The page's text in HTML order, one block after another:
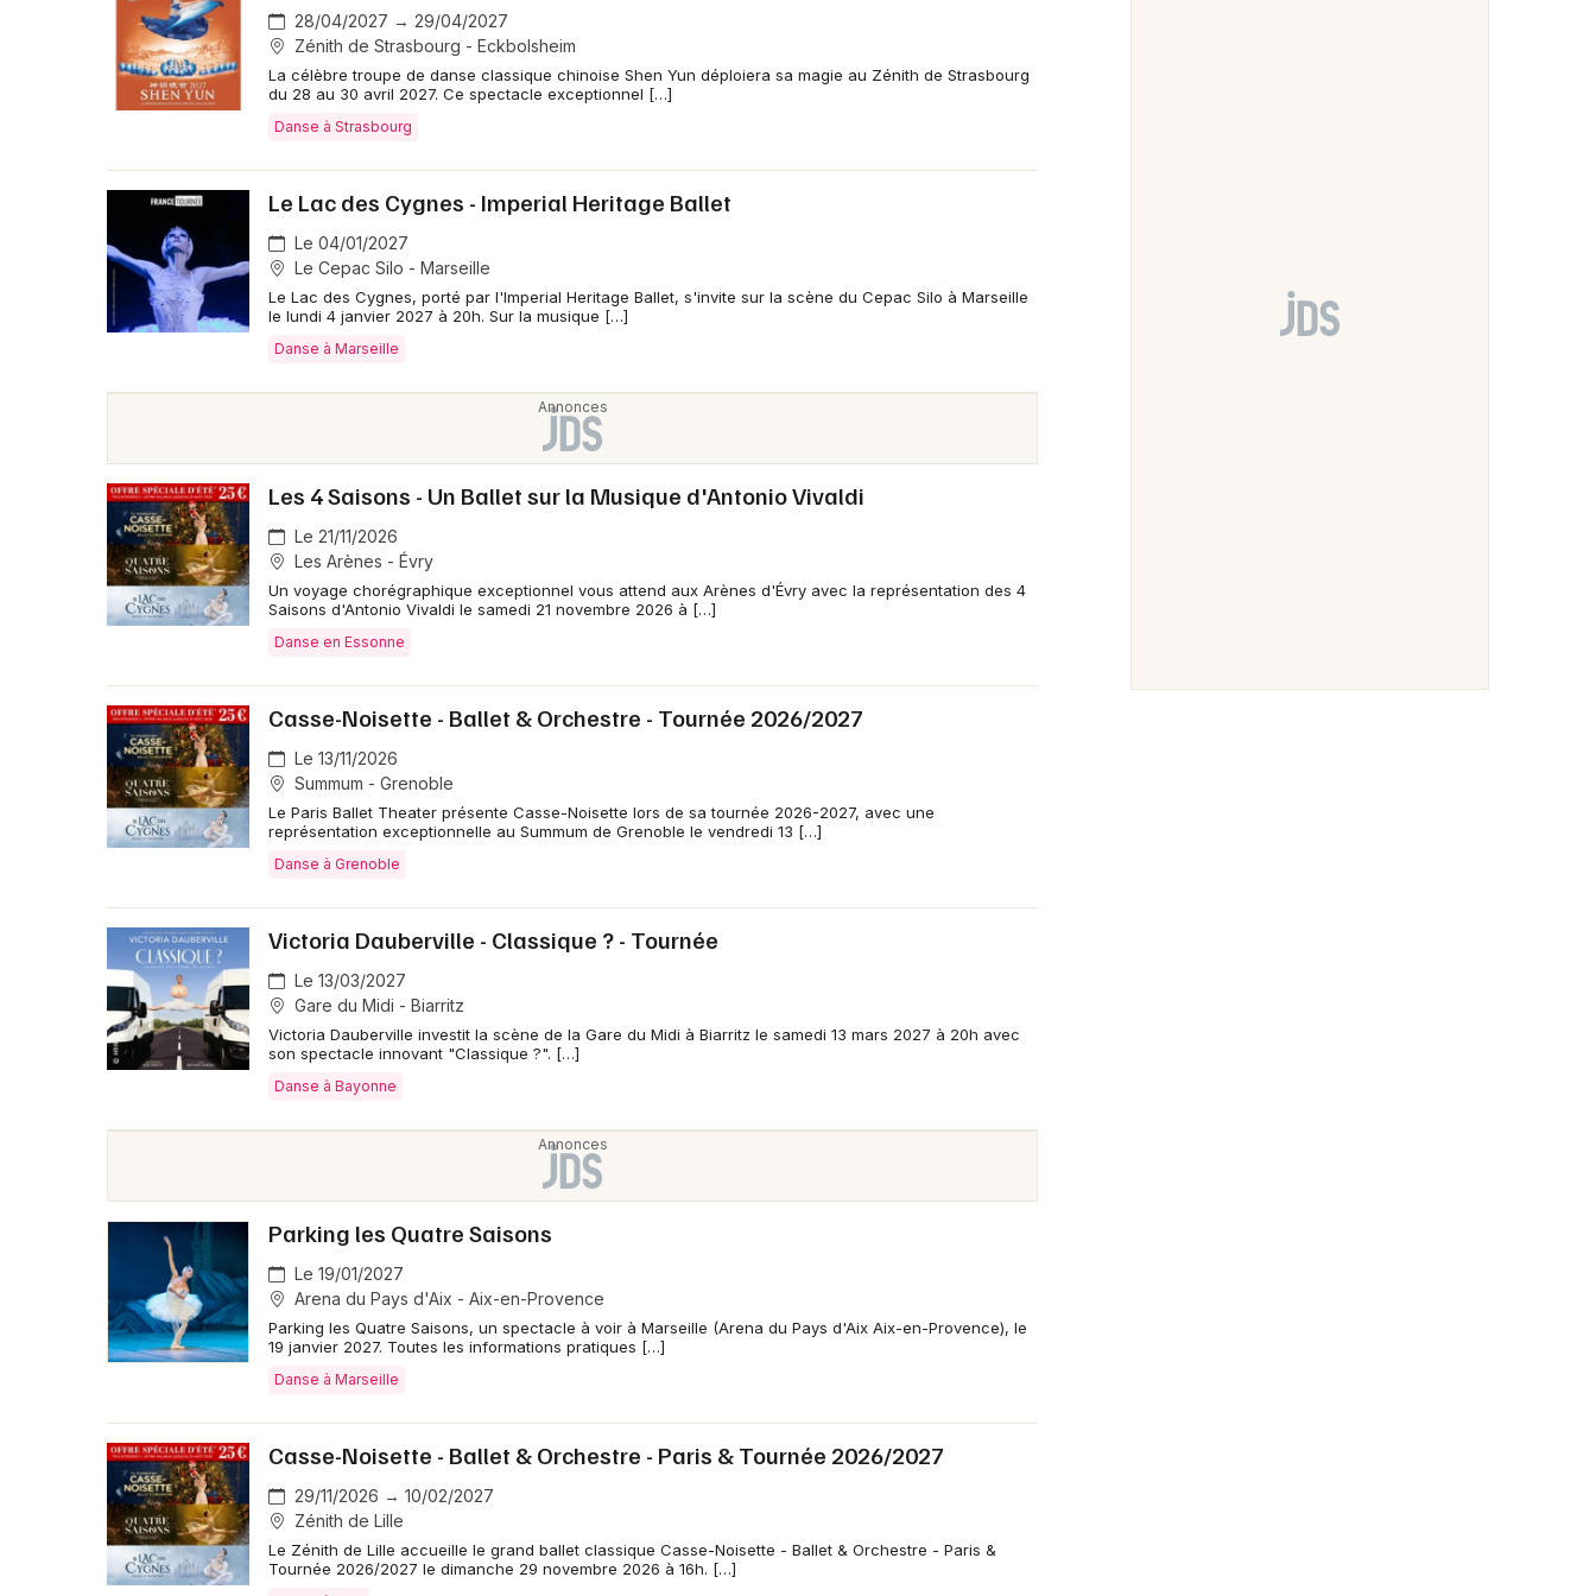
La compagnie s’était produite dans de nombreuses villes dont Paris, Lyon, Lille, Bordeaux, Tours, Chambéry,
Valence, Béziers, Colmar, Bourges et Guéret, avec des passages notamment au Radiant-Bellevue (Caluire-
et-Cuire), Les Allos Théâtre (Cluses), Le Casino (Arras) et le Théâtre Sébastopol (Lille).
artistique de Yordan Krastev, dans une esthétique classique fidèle aux chorégraphies traditionnelles et portée
par l’excellence technique d’interprètes comme Elisabetta Formento et Yanier Gomez Nada.
28/04/2027 → 29/04/2027
Zénith de Strasbourg - Eckbolsheim
La célèbre troupe de danse classique chinoise Shen Yun déploiera sa magie au Zénith de Strasbourg
du 28 au 30 avril 2027. Ce spectacle exceptionnel […]
Danse à Strasbourg
Le Lac des Cygnes - Imperial Heritage Ballet
Le 04/01/2027
Le Cepac Silo - Marseille
Le Lac des Cygnes, porté par l'Imperial Heritage Ballet, s'invite sur la scène du Cepac Silo à Marseille
le lundi 4 janvier 2027 à 20h. Sur la musique […]
Danse à Marseille
Les 4 Saisons - Un Ballet sur la Musique d'Antonio Vivaldi
Le 21/11/2026
Les Arènes - Évry
Un voyage chorégraphique exceptionnel vous attend aux Arènes d'Évry avec la représentation des 4
Saisons d'Antonio Vivaldi le samedi 21 novembre 2026 à […]
Danse en Essonne
Casse-Noisette - Ballet & Orchestre - Tournée 2026/2027
Le 13/11/2026
Summum - Grenoble
Le Paris Ballet Theater présente Casse-Noisette lors de sa tournée 2026-2027, avec une
représentation exceptionnelle au Summum de Grenoble le vendredi 13 […]
Danse à Grenoble
Victoria Dauberville - Classique ? - Tournée
Le 13/03/2027
Gare du Midi - Biarritz
Victoria Dauberville investit la scène de la Gare du Midi à Biarritz le samedi 13 mars 2027 à 20h avec
son spectacle innovant "Classique ?". […]
Danse à Bayonne
Parking les Quatre Saisons
Le 19/01/2027
Arena du Pays d'Aix - Aix-en-Provence
Parking les Quatre Saisons, un spectacle à voir à Marseille (Arena du Pays d'Aix Aix-en-Provence), le
19 janvier 2027. Toutes les informations pratiques […]
Danse à Marseille
Casse-Noisette - Ballet & Orchestre - Paris & Tournée 2026/2027
29/11/2026 → 10/02/2027
Zénith de Lille
Le Zénith de Lille accueille le grand ballet classique Casse-Noisette - Ballet & Orchestre - Paris &
Tournée 2026/2027 le dimanche 29 novembre 2026 à 16h. […]